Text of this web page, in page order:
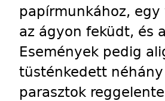
papírmunkához,
az ágyon feküdt, és
Események pedig
tüsténkedett
parasztok